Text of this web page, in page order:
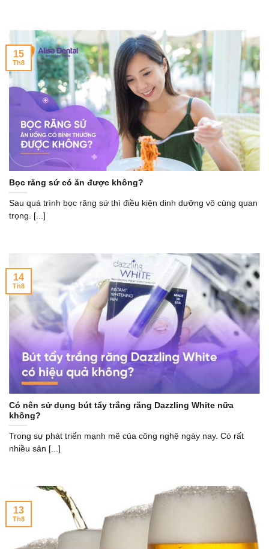
Bọc răng sứ có ăn được không?
Sau quá trình bọc răng sứ thì điều kiện dinh dưỡng vô cùng quan
trọng. [...]
15
Th8
Có nên sử dụng bút tẩy trắng răng Dazzling White nữa
không?
Trong sự phát triển mạnh mẽ của công nghệ ngày nay. Có rất
nhiều sản [...]
14
Th8
13
Th8